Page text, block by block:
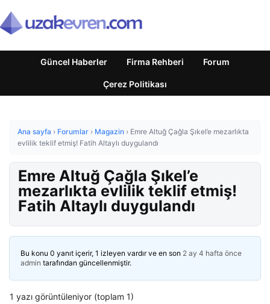
Güncel Haberler Firma Rehberi Forum
Çerez Politikası
Ana sayfa › Forumlar › Magazin › Emre Altuğ Çağla Şıkel’e mezarlıkta
evlilik teklif etmiş! Fatih Altaylı duygulandı
Emre Altuğ Çağla Şıkel’e
mezarlıkta evlilik teklif etmiş!
Fatih Altaylı duygulandı
Bu konu 0 yanıt içerir, 1 izleyen vardır ve en son 2 ay 4 hafta önce
admin tarafından güncellenmiştir.
1 yazı görüntüleniyor (toplam 1)